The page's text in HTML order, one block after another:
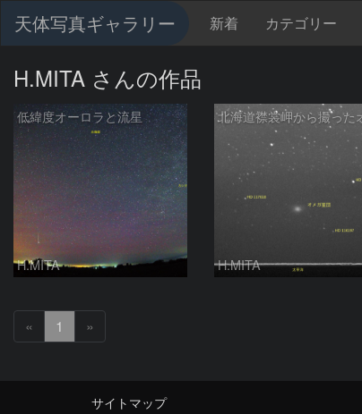
天体写真ギャラリー 新着 カテゴリー
H.MITA さんの作品
低緯度オーロラと流星
H.MITA H.MITA
« 1 »
サイトマップ